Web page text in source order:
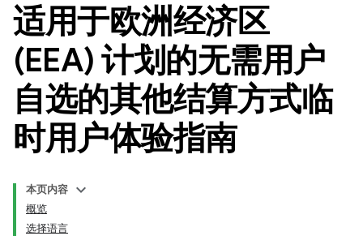
适用于欧洲经济区
(EEA) 计划的无需用户
自选的其他结算方式临
时用户体验指南
本页内容
概览
选择语言